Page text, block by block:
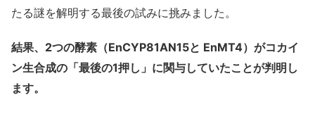
たる謎を解明する最後の試みに挑みました。
結果、2つの酵素（EnCYP81AN15と EnMT4）がコカイ
ン生合成の「最後の1押し」に関与していたことが判明し
ます。